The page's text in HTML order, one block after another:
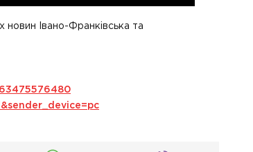
новин Івано-Франківська та